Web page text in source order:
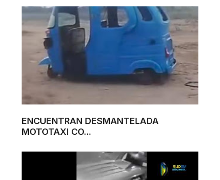
ENCUENTRAN DESMANTELADA
MOTOTAXI CO...